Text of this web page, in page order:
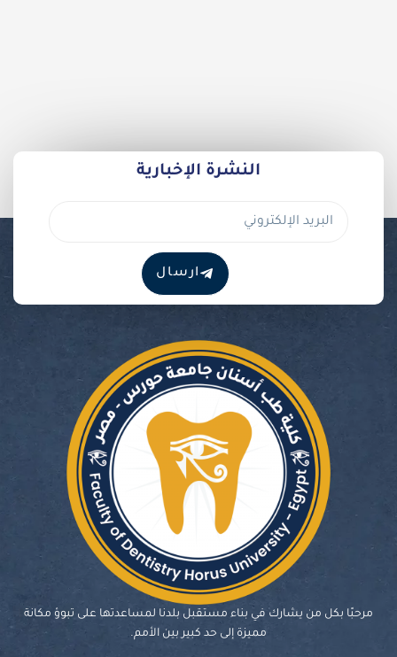
النشرة الإخبارية
الإلكتروني
ارسال
مرحبًا بكل من يشارك في بناء مستقبل بلدنا لمساعدتها على تبوؤ مكانة
مميزة إلى حد كبير بين الأمم.